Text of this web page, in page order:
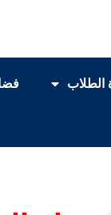
الطلاب